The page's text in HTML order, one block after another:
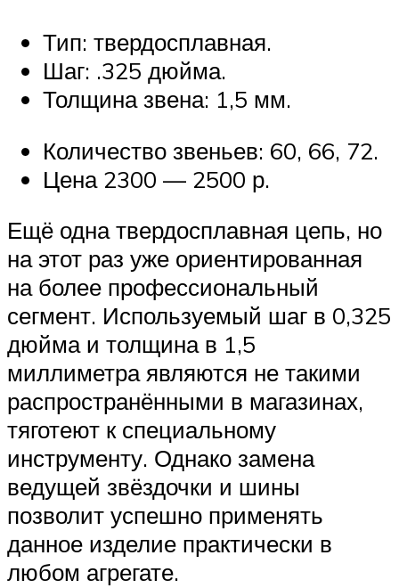
Тип: твердосплавная.
Шаг: .325 дюйма.
Толщина звена: 1,5 мм.
Количество звеньев: 60, 66, 72.
Цена 2300 — 2500 р.
Ещё одна твердосплавная цепь, но
на этот раз уже ориентированная
на более профессиональный
сегмент. Используемый шаг в 0,325
дюйма и толщина в 1,5
миллиметра являются не такими
распространёнными в магазинах,
тяготеют к специальному
инструменту. Однако замена
ведущей звёздочки и шины
позволит успешно применять
данное изделие практически в
любом агрегате.